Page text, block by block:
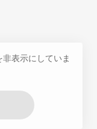
表示にしていま